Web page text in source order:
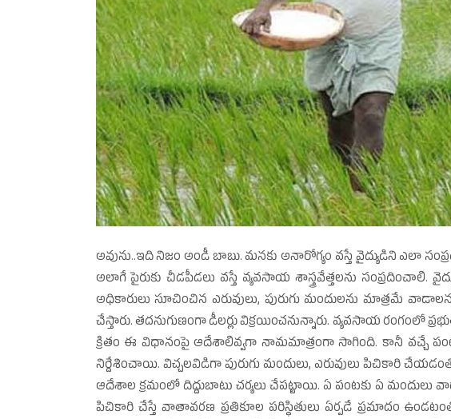
అవును..ఇది నిజం అండీ బాబు. మనకు అనారోగ్యం వస్తే వైద్యుడిని ఎలా
అలాగే పైరుకు చీడపీడలు వస్తే వ్యవసాయ శాస్త్రవేత్తలను
అధికారులు సూచించిన ఎరువులు, పురుగు మందులను మాత్రమే
చేస్తారు. తదనుగుణంగా డీలర్లు విక్రయించనున్నారు. వ్యవసాయ రంగంలో
క్రితం ఈ విధానంపై ఆదేశాలివ్వగా నామమాత్రంగా సాగింది. కానీ వచ్చే పంటల
నిర్దేశించాయి. విచ్చలవిడిగా పురుగు మందులు, ఎరువులు పిచికారి
ఆదేశాల క్రమంలో దిద్దుబాటు చర్యలు చేపట్టాయి. ఏ పంటకు ఏ
పిచికారి చేస్తే వాతావరణ ప్రతికూల పరిస్థితులు ఏర్పడే ప్రమాదం ఉండటంతో